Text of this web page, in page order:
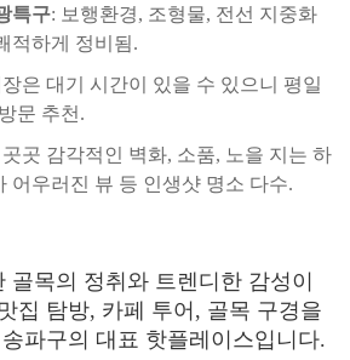
특구: 보행환경, 조형물, 전선 지중화
적하게 정비됨.
은 대기 시간이 있을 수 있으니 평일
문 추천.
곳 감각적인 벽화, 소품, 노을 지는 하
어우러진 뷰 등 인생샷 명소 다수.
골목의 정취와 트렌디한 감성이
집 탐방, 카페 투어, 골목 구경을
파구의 대표 핫플레이스입니다.